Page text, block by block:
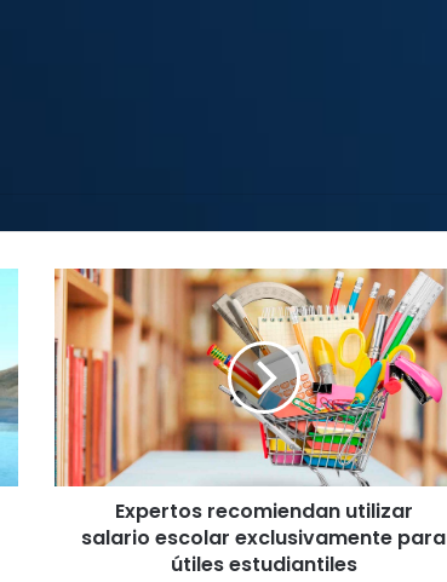
Expertos
recomiendan
utilizar
salario
escolar
exclusivamente
para
útiles
estudiantiles
Expertos recomiendan utilizar
salario escolar exclusivamente para
útiles estudiantiles